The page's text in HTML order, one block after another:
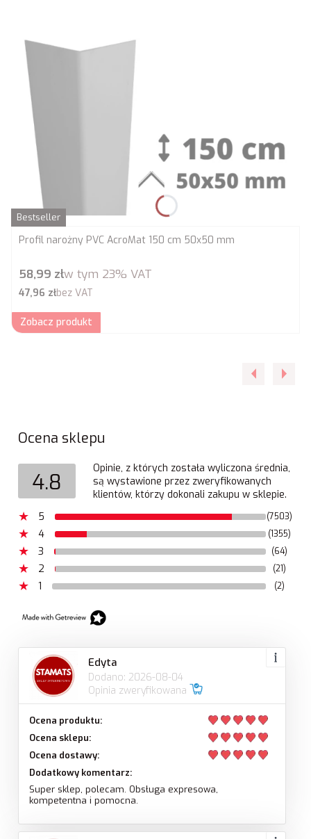
Bestseller
Profil narożny PVC AcroMat 150 cm 50x50 mm
Cena brutto
58,99 złw tym 23% VAT
Cena netto
47,96 złbez VAT
Zobacz produkt
Ocena sklepu
4.8
Opinie, z których została wyliczona średnia,
są wystawione przez zweryfikowanych
klientów, którzy dokonali zakupu w sklepie.
5
(7503)
4 (1355)
3 (64)
2 (21)
1 (2)
Edyta
Dodano: 2026-08-04
Opinia zweryfikowana
Ocena produktu:
Ocena sklepu:
Ocena dostawy:
Dodatkowy komentarz:
Super sklep, polecam. Obsługa expresowa,
kompetentna i pomocna.